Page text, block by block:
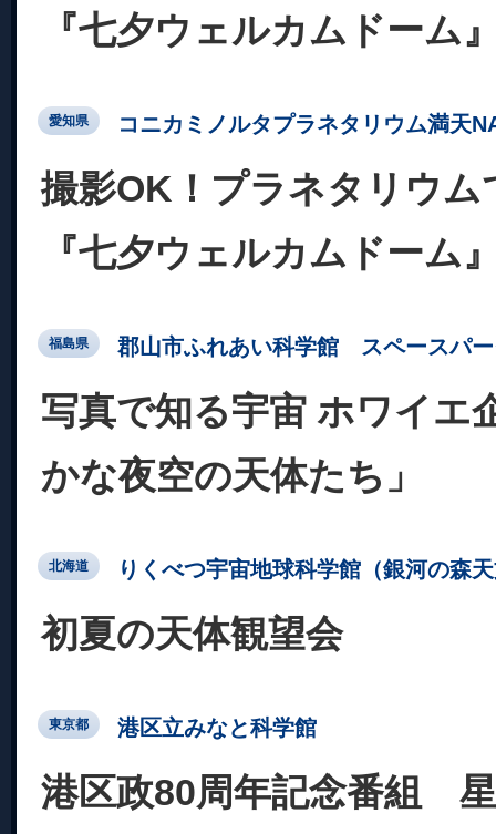
『七夕ウェルカムドーム
愛知県 コニカミノルタプラネタリウム満天
撮影OK！プラネタリウム
『七夕ウェルカムドーム
福島県 郡山市ふれあい科学館 スペースパ
写真で知る宇宙 ホワイエ
かな夜空の天体たち」
北海道 りくべつ宇宙地球科学館（銀河の森
初夏の天体観望会
東京都 港区立みなと科学館
港区政80周年記念番組